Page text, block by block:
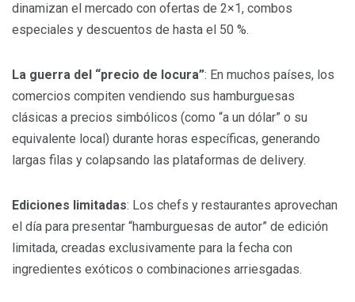
dinamizan el mercado con ofertas de 2×1, combos
especiales y descuentos de hasta el 50 %.
La guerra del “precio de locura”: En muchos países, los
comercios compiten vendiendo sus hamburguesas
clásicas a precios simbólicos (como “a un dólar” o su
equivalente local) durante horas específicas, generando
largas filas y colapsando las plataformas de delivery.
Ediciones limitadas: Los chefs y restaurantes aprovechan
el día para presentar “hamburguesas de autor” de edición
limitada, creadas exclusivamente para la fecha con
ingredientes exóticos o combinaciones arriesgadas.